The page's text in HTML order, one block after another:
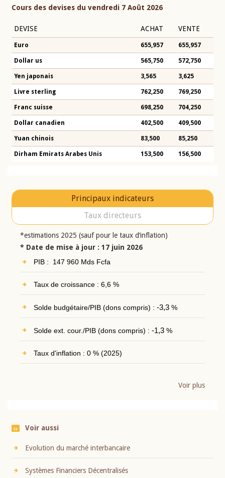
Cours des devises du vendredi 7 Août 2026
DEVISE ACHAT VENTE
Euro 655,957 655,957
Dollar us 565,750 572,750
Yen japonais 3,565 3,625
Livre sterling 762,250 769,250
Franc suisse 698,250 704,250
Dollar canadien 402,500 409,500
Yuan chinois 83,500 85,250
Dirham Emirats Arabes Unis 153,500 156,500
Principaux indicateurs
Taux directeurs
*estimations 2025 (sauf pour le taux d’inflation)
* Date de mise à jour : 17 juin 2026
PIB : 147 960 Mds Fcfa
Taux de croissance : 6,6 %
Solde budgétaire/PIB (dons compris) : -3,3%
Solde ext. cour./PIB (dons compris) : -1,3%
Taux d'inflation : 0 % (2025)
Voir plus
Voir aussi
Evolution du marché interbancaire
Systèmes Financiers Décentralisés